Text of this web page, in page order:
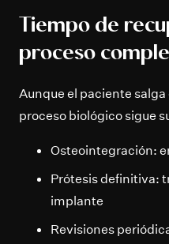
Tiempo de
proceso
Aunque el paciente
proceso biológico sigue
Osteointegración:
Prótesis definitiva:
implante
Revisiones